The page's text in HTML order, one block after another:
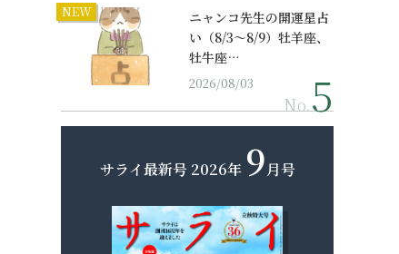
NEW
ニャンコ先生の開運星占
い（8/3～8/9）牡羊座、
牡牛座…
2026/08/03
No.
サライ最新号 2026年 9月号